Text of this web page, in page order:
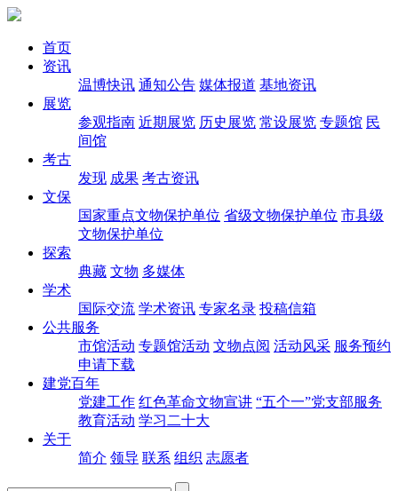
首页
资讯
温博快讯 通知公告 媒体报道 基地资讯
展览
参观指南 近期展览 历史展览 常设展览 专题馆 民
间馆
考古
发现 成果 考古资讯
文保
国家重点文物保护单位 省级文物保护单位 市县级
文物保护单位
探索
典藏 文物 多媒体
学术
国际交流 学术资讯 专家名录 投稿信箱
公共服务
市馆活动 专题馆活动 文物点阅 活动风采 服务预约
申请下载
建党百年
党建工作 红色革命文物宣讲 “五个一”党支部服务
教育活动 学习二十大
关于
简介 领导 联系 组织 志愿者